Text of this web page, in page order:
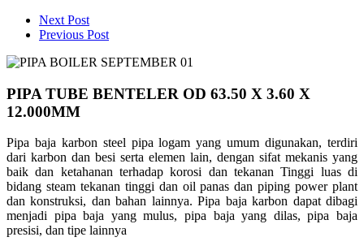
Next Post
Previous Post
PIPA TUBE BENTELER OD 63.50 X 3.60 X
12.000MM
Pipa baja karbon steel pipalogam yangumum digunakan,terdiri
dari karbon dan besi serta elemen lain, dengan sifat mekanis yang
baik dan ketahanan terhadap korosi dan tekanan Tinggi luasdi
bidang steam tekanan tinggi dan oil panas dan piping power plant
dankonstruksi, danbahan lainnya. Pipa baja karbon dapat dibagi
menjadi pipabaja yangmulus, pipa baja yang dilas, pipabaja
presisi, dan tipe lainnya